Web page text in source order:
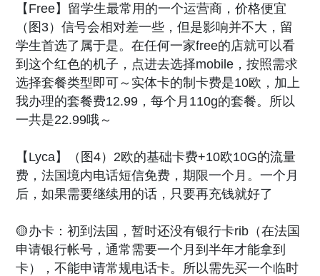
【Free】留学生最常用的一个运营商，价格便宜
（图3）信号会相对差一些，但是影响并不大，留
学生首选了属于是。在任何一家free的店就可以看
到这个红色的机子，点进去选择mobile，按照需求
选择套餐类型即可～实体卡的制卡费是10欧，加上
我办理的套餐费12.99，每个月110g的套餐。所以
一共是22.99哦～
【Lyca】（图4）2欧的基础卡费+10欧10G的流量
费，法国境内电话短信免费，期限一个月。一个月
后，如果需要继续用的话，只要再充钱就好了
🟡办卡：初到法国，暂时还没有银行卡rib（在法国
申请银行帐号，通常需要一个月到半年才能拿到
卡），不能申请常规电话卡。所以需先买一个临时